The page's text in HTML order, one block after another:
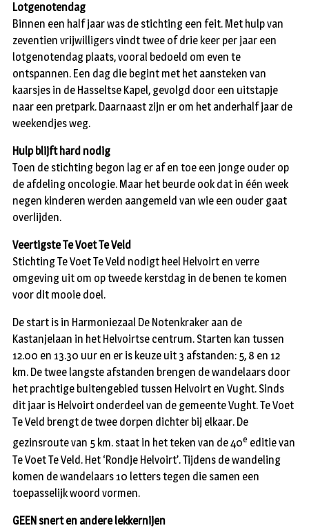
Lotgenotendag
Binnen een half jaar was de stichting een feit. Met hulp van
zeventien vrijwilligers vindt twee of drie keer per jaar een
lotgenotendag plaats, vooral bedoeld om even te
ontspannen. Een dag die begint met het aansteken van
kaarsjes in de Hasseltse Kapel, gevolgd door een uitstapje
naar een pretpark. Daarnaast zijn er om het anderhalf jaar de
weekendjes weg.
Hulp blijft hard nodig
Toen de stichting begon lag er af en toe een jonge ouder op
de afdeling oncologie. Maar het beurde ook dat in één week
negen kinderen werden aangemeld van wie een ouder gaat
overlijden.
Veertigste Te Voet Te Veld
Stichting Te Voet Te Veld nodigt heel Helvoirt en verre
omgeving uit om op tweede kerstdag in de benen te komen
voor dit mooie doel.
De start is in Harmoniezaal De Notenkraker aan de
Kastanjelaan in het Helvoirtse centrum. Starten kan tussen
12.00 en 13.30 uur en er is keuze uit 3 afstanden: 5, 8 en 12
km. De twee langste afstanden brengen de wandelaars door
het prachtige buitengebied tussen Helvoirt en Vught. Sinds
dit jaar is Helvoirt onderdeel van de gemeente Vught. Te Voet
Te Veld brengt de twee dorpen dichter bij elkaar. De
gezinsroute van 5 km. staat in het teken van de 40e editie van
Te Voet Te Veld. Het ‘Rondje Helvoirt’. Tijdens de wandeling
komen de wandelaars 10 letters tegen die samen een
toepasselijk woord vormen.
GEEN snert en andere lekkernijen